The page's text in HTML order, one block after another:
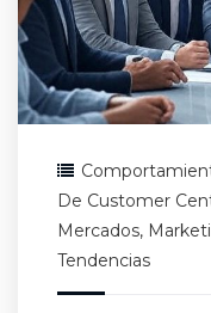
De Customer
Mercados,
Tendencias